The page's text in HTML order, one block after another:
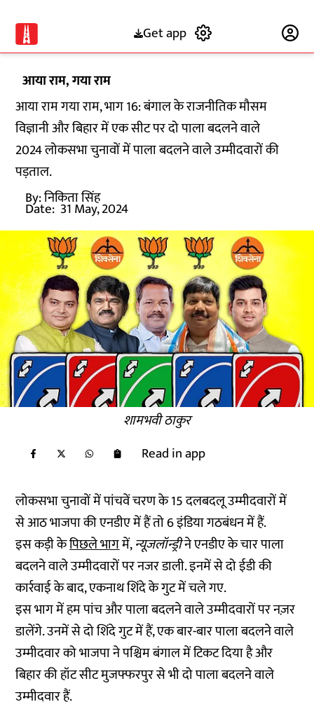
Get app
आया राम, गया राम
आया राम गया राम, भाग 16: बंगाल के राजनीतिक मौसम
विज्ञानी और बिहार में एक सीट पर दो पाला बदलने वाले
2024 लोकसभा चुनावों में पाला बदलने वाले उम्मीदवारों की
पड़ताल.
By:निकिता सिंह
Date: 31 May, 2024
शामभवी ठाकुर
Read in app
लोकसभा चुनावों में पांचवें चरण के 15 दलबदलू उम्मीदवारों में
से आठ भाजपा की एनडीए में हैं तो 6 इंडिया गठबंधन में हैं.
इस कड़ी केपिछले भागमें,न्यूजलॉन्ड्रीने एनडीए के चार पाला
बदलने वाले उम्मीदवारों पर नजर डाली. इनमें से दो ईडी की
कार्रवाई के बाद, एकनाथ शिंदे के गुट में चले गए.
इस भाग में हम पांच और पाला बदलने वाले उम्मीदवारों पर नज़र
डालेंगे. उनमें से दो शिंदे गुट में हैं, एक बार-बार पाला बदलने वाले
उम्मीदवार को भाजपा ने पश्चिम बंगाल में टिकट दिया है और
बिहार की हॉट सीट मुजफ्फरपुर से भी दो पाला बदलने वाले
उम्मीदवार हैं.